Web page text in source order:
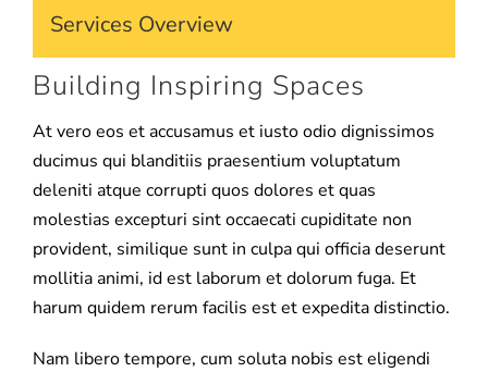
Services Overview
Building Inspiring Spaces
At vero eos et accusamus et iusto odio dignissimos
ducimus qui blanditiis praesentium voluptatum
deleniti atque corrupti quos dolores et quas
molestias excepturi sint occaecati cupiditate non
provident, similique sunt in culpa qui officia deserunt
mollitia animi, id est laborum et dolorum fuga. Et
harum quidem rerum facilis est et expedita distinctio.
Nam libero tempore, cum soluta nobis est eligendi